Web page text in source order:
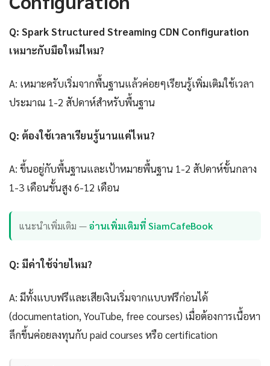
Q: Spark Structured Streaming CDN Configuration
เหมาะกับมือใหม่ไหม?
A: เหมาะครับเริ่มจากพื้นฐานแล้วค่อยๆเรียนรู้เพิ่มเติมใช้เวลา
ประมาณ 1-2 สัปดาห์สำหรับพื้นฐาน
Q: ต้องใช้เวลาเรียนรู้นานแค่ไหน?
A: ขึ้นอยู่กับพื้นฐานและเป้าหมายพื้นฐาน 1-2 สัปดาห์ขั้นกลาง
1-3 เดือนขั้นสูง 6-12 เดือน
แนะนำเพิ่มเติม —อ่านเพิ่มเติมที่ SiamCafeBook
Q: มีค่าใช้จ่ายไหม?
A: มีทั้งแบบฟรีและเสียเงินเริ่มจากแบบฟรีก่อนได้
(documentation, YouTube, free courses) เมื่อต้องการเนื้อหา
ลึกขึ้นค่อยลงทุนกับ paid courses หรือ certification